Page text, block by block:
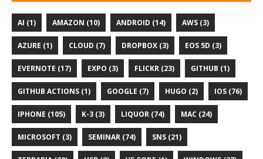
AI (1) AMAZON (10) ANDROID (14) AWS (3)
AZURE (1) CLOUD (7) DROPBOX (3) EOS 5D (3)
EVERNOTE (17) EXPO (3) FLICKR (23) GITHUB (1)
GITHUB ACTIONS (1) GOOGLE (7) HUGO (2) IOS (76)
IPHONE (105) K-3 (3) LIQUOR (74) MAC (24)
MICROSOFT (3) SEMINAR (74) SNS (21)